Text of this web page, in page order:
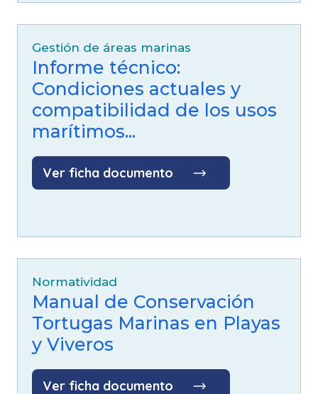
Gestión de áreas marinas
Informe técnico:
Condiciones actuales y
compatibilidad de los usos
marítimos...
Ver ficha documento
Normatividad
Manual de Conservación
Tortugas Marinas en Playas
y Viveros
Ver ficha documento